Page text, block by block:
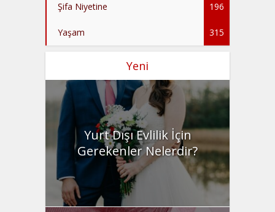
Şifa Niyetine 196
Yaşam 315
Yeni
Yurt Dışı Evlilik İçin
Gerekenler Nelerdir?